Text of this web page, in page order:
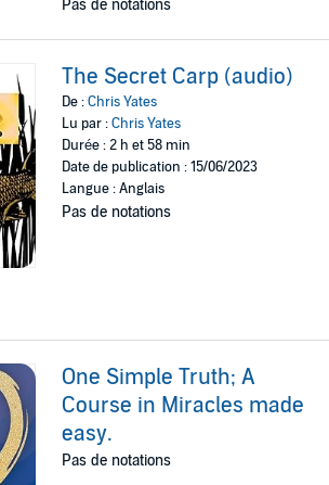
Pas de notations
The Secret Carp (audio)
De :Chris Yates
Lu par :Chris Yates
Durée : 2 h et 58 min
Date de publication : 15/06/2023
Langue : Anglais
Pas de notations
One Simple Truth; A
Course in Miracles made
easy.
Pas de notations